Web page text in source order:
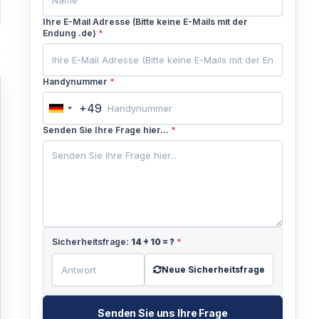
Ihre E-Mail Adresse (Bitte keine E-Mails mit der
Endung .de) *
Handynummer *
Germany
+49
+49
Senden Sie Ihre Frage hier... *
Sicherheitsfrage: 14+ 10= ? *
Neue Sicherheitsfrage
Senden Sie uns Ihre Frage